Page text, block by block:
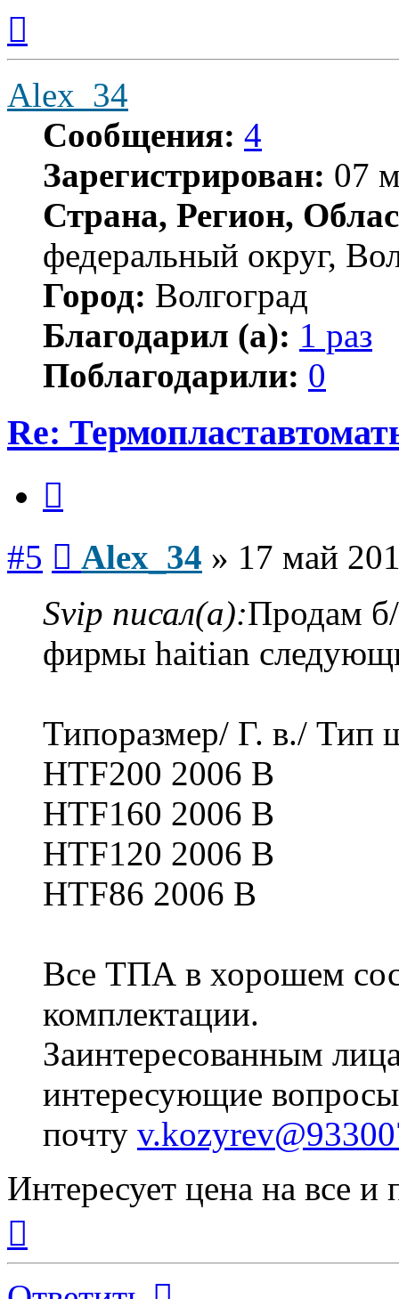
началу
Alex_34
Сообщения: 4
Зарегистрирован: 07
Страна, Регион,
федеральный округ,
Город: Волгоград
Благодарил (а): 1 раз
Поблагодарили: 0
Re:
#5 Alex_34 » 17 май
Svip писал(а):Продам б/
фирмы haitian
Типоразмер/ Г. в./ Тип
HTF200 2006 В
HTF160 2006 В
HTF120 2006 В
HTF86 2006 В
Все ТПА в хорошем
комплектации.
Заинтересованным
интересующие
почту
Интересует цена на все и
началу